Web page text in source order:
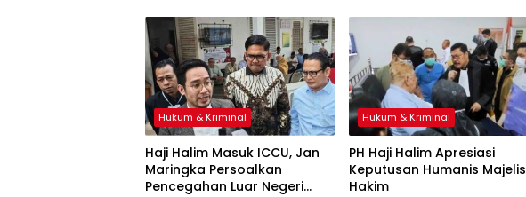
Hukum & Kriminal
Haji Halim Masuk ICCU, Jan
Maringka Persoalkan
Pencegahan Luar Negeri
Hukum & Kriminal
PH Haji Halim Apresiasi
Keputusan Humanis Majelis
Hakim